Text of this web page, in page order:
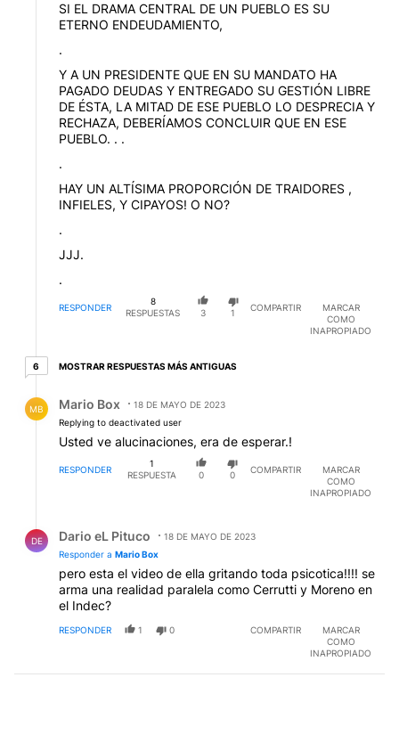
SI EL DRAMA CENTRAL DE UN PUEBLO ES SU
ETERNO ENDEUDAMIENTO,
.
Y A UN PRESIDENTE QUE EN SU MANDATO HA
PAGADO DEUDAS Y ENTREGADO SU GESTIÓN LIBRE
DE ÉSTA, LA MITAD DE ESE PUEBLO LO DESPRECIA Y
RECHAZA, DEBERÍAMOS CONCLUIR QUE EN ESE
PUEBLO. . .
.
HAY UN ALTÍSIMA PROPORCIÓN DE TRAIDORES ,
INFIELES, Y CIPAYOS! O NO?
.
JJJ.
.
RESPONDER
8
RESPUESTAS
3 1
COMPARTIR
MARCAR
COMO
INAPROPIADO
66 respuestas más antiguas
MOSTRAR RESPUESTAS MÁS ANTIGUAS
MB Mario Box
18 DE MAYO DE 2023
Replying to deactivated user
Usted ve alucinaciones, era de esperar.!
RESPONDER
1
RESPUESTA
0 0
COMPARTIR
MARCAR
COMO
INAPROPIADO
DE Dario eL Pituco
18 DE MAYO DE 2023
Responder a Mario Box
pero esta el video de ella gritando toda psicotica!!!! se
arma una realidad paralela como Cerrutti y Moreno en
el Indec?
RESPONDER 1 0 COMPARTIR
MARCAR
COMO
INAPROPIADO